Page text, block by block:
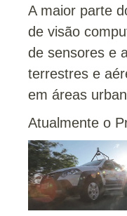
A maior parte
de visão
de sensores e
terrestres e
em áreas
Atualmente o